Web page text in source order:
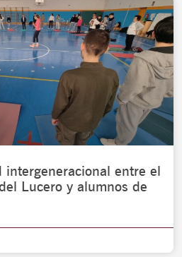
intergeneracional entre el
Lucero y alumnos de